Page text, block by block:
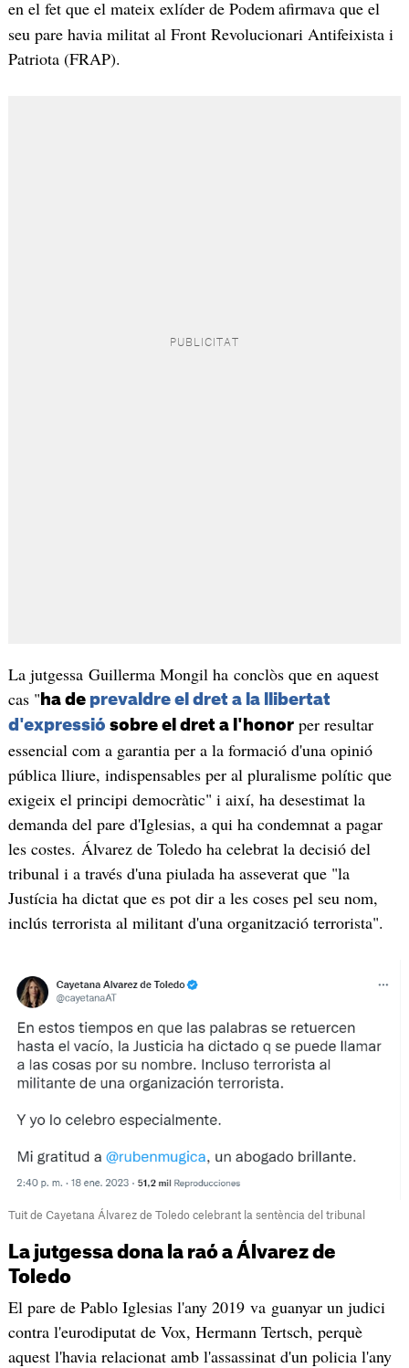
en el fet que el mateix exlíder de Podemafirmava que el
seu pare havia militat al Front Revolucionari Antifeixista i
Patriota (FRAP).
La jutgessa Guillerma Mongil ha conclòs que en aquest
cas " ha de prevaldre el dret a la llibertat
d'expressió sobre el dret a l'honorper resultar
essencial com a garantia per a la formació d'una opinió
pública lliure, indispensables per al pluralisme polític que
exigeix el principi democràtic" i així, ha desestimat la
demanda del pare d'Iglesias, a qui ha condemnat a pagar
les costes. Álvarez de Toledo ha celebrat la decisió del
tribunal i a través d'una piulada ha asseverat que "la
Justícia ha dictat que es pot dir a les coses pel seu nom,
inclús terrorista al militant d'una organització terrorista".
Tuit de Cayetana Álvarez de Toledo celebrant la sentència del tribunal
La jutgessa dona la raó a Álvarez de
Toledo
El pare de Pablo Iglesias l'any 2019 va guanyar un judici
contra l'eurodiputat de Vox, Hermann Tertsch, perquè
aquest l'havia relacionat amb l'assassinat d'un policia l'any